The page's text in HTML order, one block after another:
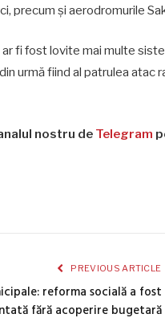
precum și aerodromurile
ar fi fost lovite mai multe
urmă fiind al patrulea
nostru de Telegram
PREVIOUS ARTICLE
reforma socială a fost
fără acoperire bugetară